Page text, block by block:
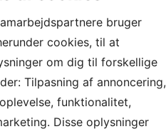
bruger
cookies, til at
om dig til forskellige
Tilpasning af annoncering,
funktionalitet,
Disse oplysninger